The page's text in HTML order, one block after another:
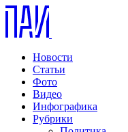
Новости
Статьи
Фото
Видео
Инфографика
Рубрики